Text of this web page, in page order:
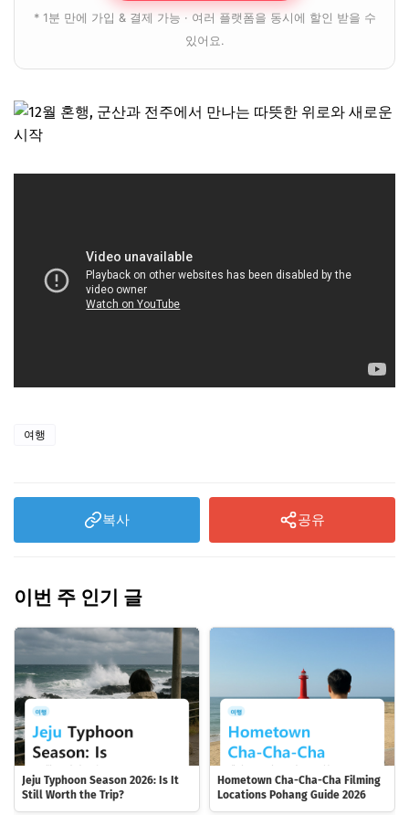
* 1분 만에 가입 & 결제 가능 · 여러 플랫폼을 동시에 할인 받을 수
있어요.
여행
복사 공유
이번 주 인기 글
Jeju Typhoon Season 2026: Is It
Still Worth the Trip?
Hometown Cha-Cha-Cha Filming
Locations Pohang Guide 2026